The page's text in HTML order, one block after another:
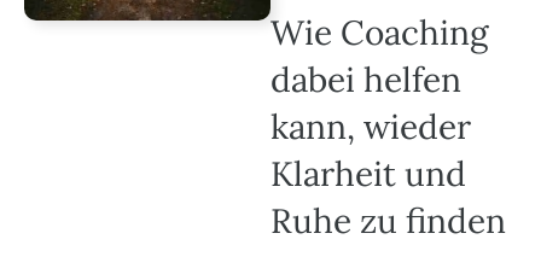
Wie Coaching
dabei helfen
kann, wieder
Klarheit und
Ruhe zu finden